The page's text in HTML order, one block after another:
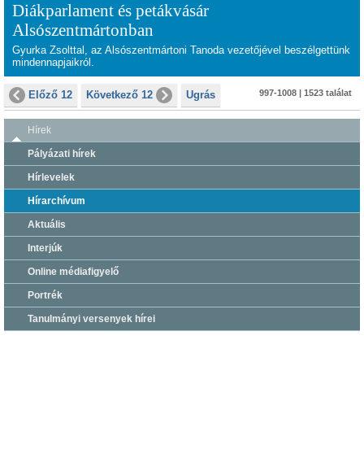
Diákparlament és petákvásár
Alsószentmártonban
Gyurka Zsolttal, az Alsószentmártoni Tanoda vezetőjével beszélgettünk
mindennapjaikról.
Előző 12 Következő 12 Ugrás 997-1008 | 1523 találat
Hírek
Pályázati hírek
Hírlevelek
Hírarchívum
Aktuális
Interjúk
Online médiafigyelő
Portrék
Tanulmányi versenyek hírei